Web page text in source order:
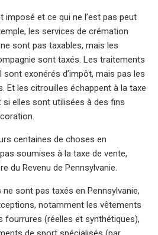
imposé et ce qui ne l’est pas peut
les services de crémation
sont pas taxables, mais les
sont taxés. Les traitements
exonérés d’impôt, mais pas les
Et les citrouilles échappent à la taxe
si elles sont utilisées à des fins
centaines de choses en
soumises à la taxe de vente,
du Revenu de Pennsylvanie.
sont pas taxés en Pennsylvanie,
notamment les vêtements
fourrures (réelles et synthétiques),